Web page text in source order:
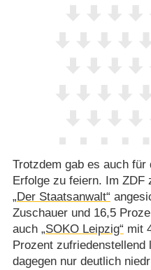
Trotzdem gab es auch
Erfolge zu feiern. Im
„Der Staatsanwalt“
Zuschauer und 16,5
auch „SOKO Leipzig“ mit
Prozent
dagegen nur deutlich